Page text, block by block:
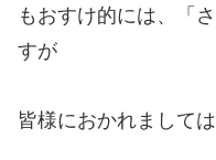
もおすけ的には、「
すが
皆様におかれまして